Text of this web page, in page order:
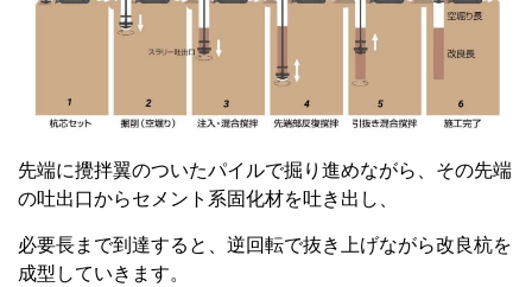
先端に攪拌翼のついたパイルで掘り進めながら、その先端
の吐出口からセメント系固化材を吐き出し、
必要長まで到達すると、逆回転で抜き上げながら改良杭を
成型していきます。